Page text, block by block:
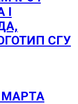
I
СГУ
МАРТА